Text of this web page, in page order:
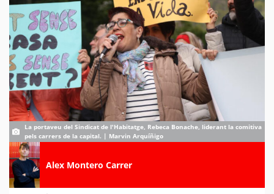
La portaveu del Sindicat de l'Habitatge, Rebeca Bonache, liderant la comitiva
pels carrers de la capital. | Marvin Arquíñigo
Alex Montero Carrer